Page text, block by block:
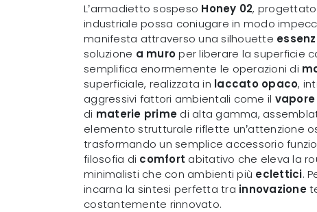
L’armadietto sospeso Honey 02,
industriale possa coniugare in modo
manifesta attraverso una silhouette
soluzione a muroper liberare la superficie
semplifica enormemente le operazioni di
superficiale, realizzata in laccato opaco,
aggressivi fattori ambientali come il
di materie prime di alta gamma,
elemento strutturale riflette un’attenzione
trasformando un semplice accessorio
filosofia di comfort abitativo che eleva la
minimalisti che con ambienti più eclettici.
incarna la sintesi perfetta tra innovazione
costantemente rinnovato.